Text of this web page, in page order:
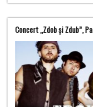
Concert „Zdob și Zdub”,